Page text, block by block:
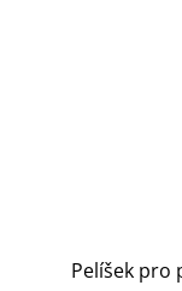
Pelíšek pro